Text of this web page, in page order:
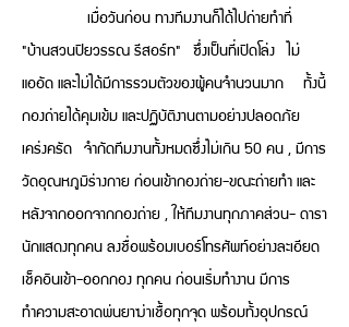
เมื่อวันก่อน ทางทีมงานก็ได้ไปถ่ายทำที่
"บ้านสวนปิยวรรณ รีสอร์ท" ซึ่งเป็นที่เปิดโล่ง ไม่
แออัด และไม่ได้มีการรวมตัวของผู้คนจำนวนมาก ทั้งนี้
กองถ่ายได้คุมเข้ม และปฏิบัติงานตามอย่างปลอดภัย
เคร่งครัด จำกัดทีมงานทั้งหมดซึ่งไม่เกิน 50 คน , มีการ
วัดอุณหภูมิร่างกาย ก่อนเข้ากองถ่าย-ขณะถ่ายทำ และ
หลังจากออกจากกองถ่าย , ให้ทีมงานทุกภาคส่วน- ดารา
นักแสดงทุกคน ลงชื่อพร้อมเบอร์โทรศัพท์อย่างละเอียด
เช็คอินเข้า-ออกกอง ทุกคน ก่อนเริ่มทำงาน มีการ
ทำความสะอาดพ่นยาฆ่าเชื้อทุกจุด พร้อมทั้งอุปกรณ์